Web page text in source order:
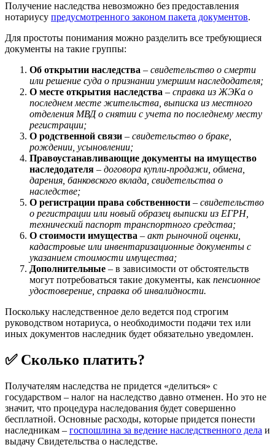
Получение наследства невозможно без предоставления
нотариусу предусмотренного законом пакета документов.
Для простоты понимания можно разделить все требующиеся
документы на такие группы:
Об открытии наследства – свидетельство о смерти
или решение суда о признании умершим наследодателя;
О месте открытия наследства – справка из ЖЭКа о
последнем месте жительства, выписка из местного
отделения МВД о снятии с учета по последнему месту
регистрации;
О родственной связи – свидетельство о браке,
рождении, усыновлении;
Правоустанавливающие документы на имущество
наследодателя – договора купли-продажи, обмена,
дарения, банковского вклада, свидетельства о
наследстве;
О регистрации права собственности – свидетельство
о регистрации или новый образец выписки из ЕГРН,
технический паспорт транспортного средства;
О стоимости имущества – акт рыночной оценки,
кадастровые или инвентаризационные документы с
указанием стоимости имущества;
Дополнительные – в зависимости от обстоятельств
могут потребоваться такие документы, как пенсионное
удостоверение, справка об инвалидности.
Поскольку наследственное дело ведется под строгим
руководством нотариуса, о необходимости подачи тех или
иных документов наследник будет обязательно уведомлен.
✅ Сколько платить?
Получателям наследства не придется «делиться» с
государством – налог на наследство давно отменен. Но это не
значит, что процедура наследования будет совершенно
бесплатной. Основные расходы, которые придется понести
наследникам – госпошлина за ведение наследственного дела и
выдачу Свидетельства о наследстве.